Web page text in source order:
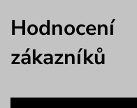
Hodnocení
zákazníků